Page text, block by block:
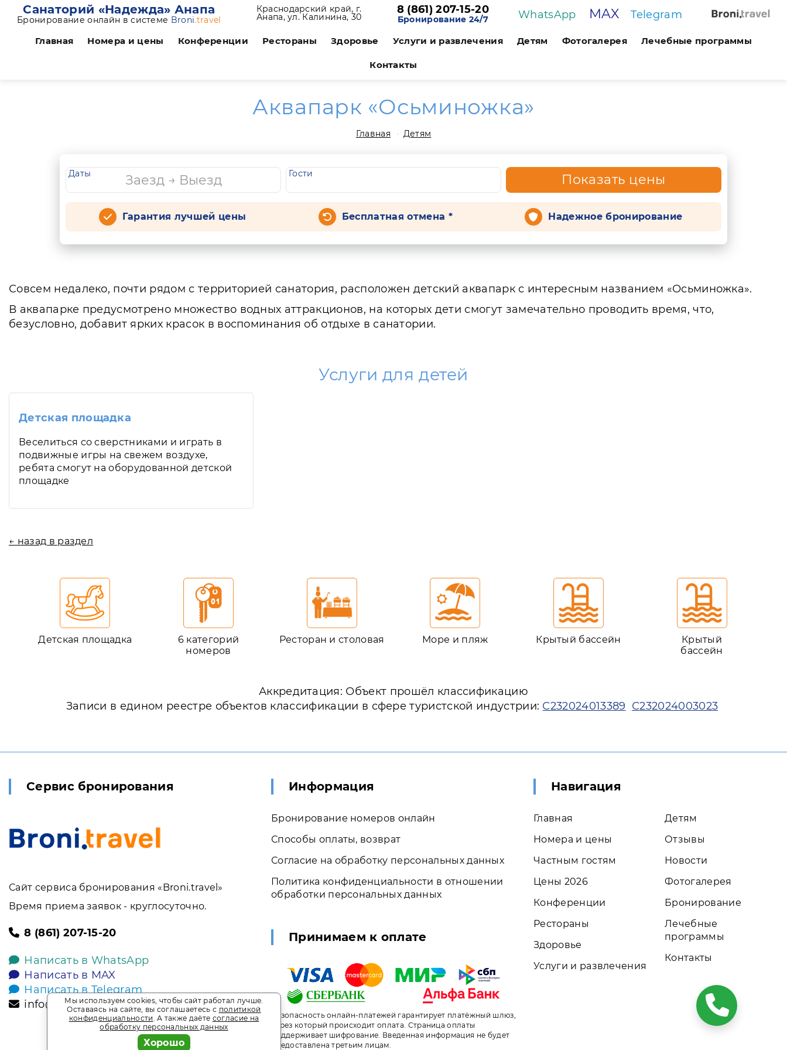
Санаторий «Надежда» Анапа
Бронирование онлайн в системе Broni.travel
Краснодарский край, г.
Анапа, ул. Калинина, 30
8 (861) 207-15-20
Бронирование 24/7 WhatsApp MAX Telegram
Главная Номера и цены Конференции Рестораны Здоровье Услуги и развлечения Детям Фотогалерея Лечебные программы
Контакты
Аквапарк «Осьминожка»
Главная Детям
Даты Гости Показать цены
Гарантия лучшей цены Бесплатная отмена * Надежное бронирование
Совсем недалеко, почти рядом с территорией санатория, расположен детский аквапарк с интересным названием «Осьминожка».
В аквапарке предусмотрено множество водных аттракционов, на которых дети смогут замечательно проводить время, что,
безусловно, добавит ярких красок в воспоминания об отдыхе в санатории.
Услуги для детей
Детская площадка
Веселиться со сверстниками и играть в
подвижные игры на свежем воздухе,
ребята смогут на оборудованной детской
площадке
← назад в раздел
Детская площадка
6 категорий
номеров
Ресторан и столовая Море и пляж Крытый бассейн
Крытый
бассейн
Аккредитация: Объект прошёл классификацию
Записи в едином реестре объектов классификации в сфере туристской индустрии: С232024013389 С232024003023
Сервис бронирования
Сайт сервиса бронирования «Broni.travel»
Время приема заявок - круглосуточно.
8 (861) 207-15-20
Написать в WhatsApp
Написать в MAX
Написать в Telegram
info@broni.travel
Информация
Бронирование номеров онлайн
Способы оплаты, возврат
Согласие на обработку персональных данных
Политика конфиденциальности в отношении
обработки персональных данных
Принимаем к оплате
Безопасность онлайн-платежей гарантирует платёжный шлюз,
через который происходит оплата. Страница оплаты
поддерживает шифрование. Введенная информация не будет
предоставлена третьим лицам.
Навигация
Главная
Номера и цены
Частным гостям
Цены 2026
Конференции
Рестораны
Здоровье
Услуги и развлечения
Детям
Отзывы
Новости
Фотогалерея
Бронирование
Лечебные
программы
Контакты
Мы используем cookies, чтобы сайт работал лучше.
Оставаясь на сайте, вы соглашаетесь с политикой
конфиденциальности. А также даёте согласие на
обработку персональных данных
Хорошо